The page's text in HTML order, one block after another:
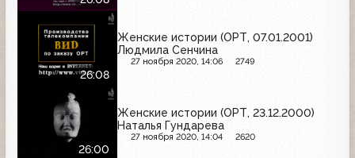
26:08
Женские истории (ОРТ, 07.01.2001)
Людмила Сенчина
27 ноября 2020, 14:06 2749
26:00
Женские истории (ОРТ, 23.12.2000)
Наталья Гундарева
27 ноября 2020, 14:04 2620